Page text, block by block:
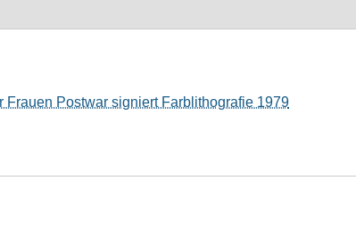
Frauen Postwar signiert Farblithografie 1979